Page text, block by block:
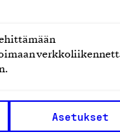
Asetukset